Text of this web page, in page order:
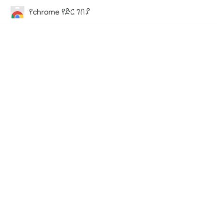
የchrome የድር ገበያ